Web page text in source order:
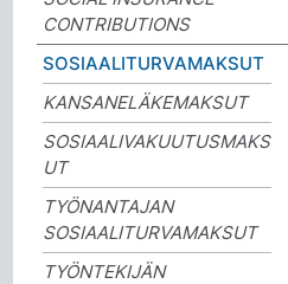
CONTRIBUTIONS
SOSIAALITURVAMAKSUT
KANSANELÄKEMAKSUT
SOSIAALIVAKUUTUSMAKS
UT
TYÖNANTAJAN
SOSIAALITURVAMAKSUT
TYÖNTEKIJÄN